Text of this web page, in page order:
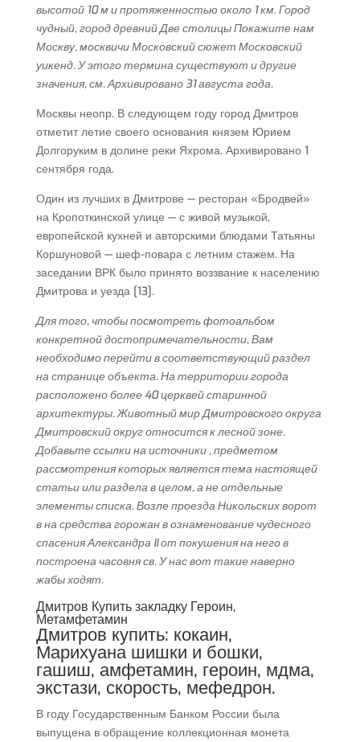
высотой 10 м и протяженностью около 1 км. Город
чудный, город древний Две столицы Покажите нам
Москву, москвичи Московский сюжет Московский
уикенд. У этого термина существуют и другие
значения, см. Архивировано 31 августа года.
Москвы неопр. В следующем году город Дмитров
отметит летие своего основания князем Юрием
Долгоруким в долине реки Яхрома. Архивировано 1
сентября года.
Один из лучших в Дмитрове — ресторан «Бродвей»
на Кропоткинской улице — с живой музыкой,
европейской кухней и авторскими блюдами Татьяны
Коршуновой — шеф-повара с летним стажем. На
заседании ВРК было принято воззвание к населению
Дмитрова и уезда [13].
Для того, чтобы посмотреть фотоальбом
конкретной достопримечательности, Вам
необходимо перейти в соответствующий раздел
на странице объекта. На территории города
расположено более 40 церквей старинной
архитектуры. Животный мир Дмитровского округа
Дмитровский округ относится к лесной зоне.
Добавьте ссылки на источники , предметом
рассмотрения которых является тема настоящей
статьи или раздела в целом, а не отдельные
элементы списка. Возле проезда Никольских ворот
в на средства горожан в ознаменование чудесного
спасения Александра II от покушения на него в
построена часовня св. У нас вот такие наверно
жабы ходят.
Дмитров Купить закладку Героин,
Метамфетамин
Дмитров купить: кокаин,
Марихуана шишки и бошки,
гашиш, амфетамин, героин, мдма,
экстази, скорость, мефедрон.
В году Государственным Банком России была
выпущена в обращение коллекционная монета